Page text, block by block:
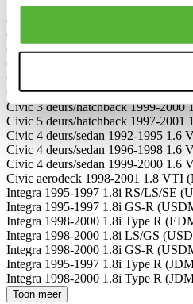
Del Sol 1996-1998 1.6 VTI (EG2)
CR-V 1996-2002 2.0i (RD1)
Civic 3 deurs/hatchback 1988-1991
Civic 3 deurs/hatchback 1992-1995
Civic 3 deurs/hatchback 1996-
Civic 3 deurs/hatchback 1996-
Civic 3 deurs/hatchback 1999-
Civic 3 deurs/hatchback 1999-
Civic 5 deurs/hatchback 1997-
Civic 4 deurs/sedan 1992-1995 1.6
Civic 4 deurs/sedan 1996-1998 1.6
Civic 4 deurs/sedan 1999-2000 1.6
Civic aerodeck 1998-2001 1.8 VTI
Integra 1995-1997 1.8i RS/LS/SE
Integra 1995-1997 1.8i GS-R
Integra 1998-2000 1.8i Type R
Integra 1998-2000 1.8i LS/GS
Integra 1998-2000 1.8i GS-R
Integra 1995-1997 1.8i Type R
Integra 1998-2000 1.8i Type R
Toon meer